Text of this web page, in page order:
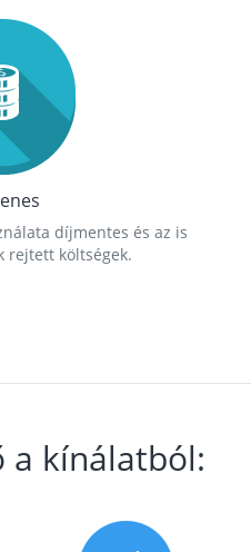
díjmentes és az is
rejtett költségek.
a kínálatból: